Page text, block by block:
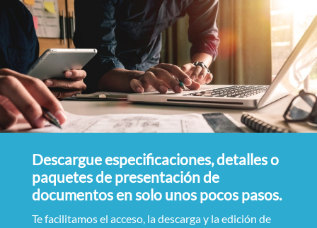
Descargue especificaciones, detalles o
paquetes de presentación de
documentos en solo unos pocos pasos.
Te facilitamos el acceso, la descarga y la edición de